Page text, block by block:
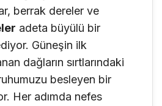
berrak dereler ve
adeta büyülü bir
Güneşin ilk
dağların sırtlarındaki
besleyen bir
Her adımda nefes